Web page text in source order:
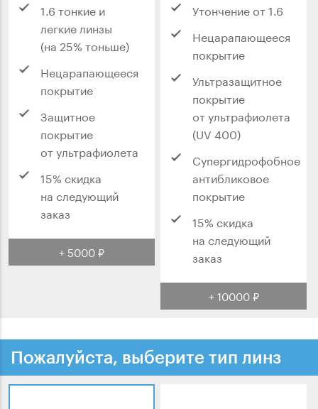
1.6 тонкие и
легкие линзы
(на 25% тоньше)
Нецарапающееся
покрытие
Защитное
покрытие
от ультрафиолета
15% скидка
на следующий
заказ
+ 5000 ₽
Утончение от 1.6
Нецарапающееся
покрытие
Ультразащитное
покрытие
от ультрафиолета
(UV 400)
Супергидрофобное
антибликовое
покрытие
15% скидка
на следующий
заказ
+ 10000 ₽
Пожалуйста, выберите тип линз